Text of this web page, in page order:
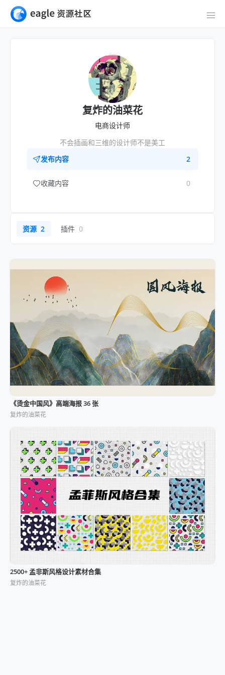
复炸的油菜花
电商设计师
不会插画和三维的设计师不是美工
发布内容
2
收藏内容 0
资源 2 插件 0
《烫金中国风》高端海报 36 张
复炸的油菜花
2500+ 孟非斯风格设计素材合集
复炸的油菜花